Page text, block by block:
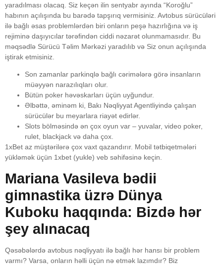
yaradılması olacaq. Siz keçən ilin sentyabr ayında “Koroğlu”
habının açılışında bu barədə tapşırıq vermisiniz. Avtobus sürücüləri
ilə bağlı əsas problemlərdən biri onların peşə hazırlığına və iş
rejiminə daşıyıcılar tərəfindən ciddi nəzarət olunmamasıdır. Bu
məqsədlə Sürücü Təlim Mərkəzi yaradılıb və Siz onun açılışında
iştirak etmisiniz.
Son zamanlar parkinqlə bağlı cərimələrə görə insanların
müəyyən narazılıqları olur.
Bütün poker həvəskarları üçün uyğundur.
Əlbəttə, əminəm ki, Bakı Nəqliyyat Agentliyində çalışan
sürücülər bu meyarlara riayət edirlər.
Slots bölməsində ən çox oyun var – yuvalar, video poker,
rulet, blackjack və daha çox.
1xBet az müştərilərə çox vaxt qazandırır. Mobil tətbiqetmələri
yükləmək üçün 1xbet (yukle) veb səhifəsinə keçin.
Mariana Vasileva bədii
gimnastika üzrə Dünya
Kuboku haqqında: Bizdə hər
şey alınacaq
Qəsəbələrdə avtobus nəqliyyatı ilə bağlı hər hansı bir problem
varmı? Varsa, onların həlli üçün nə etmək lazımdır? Biz